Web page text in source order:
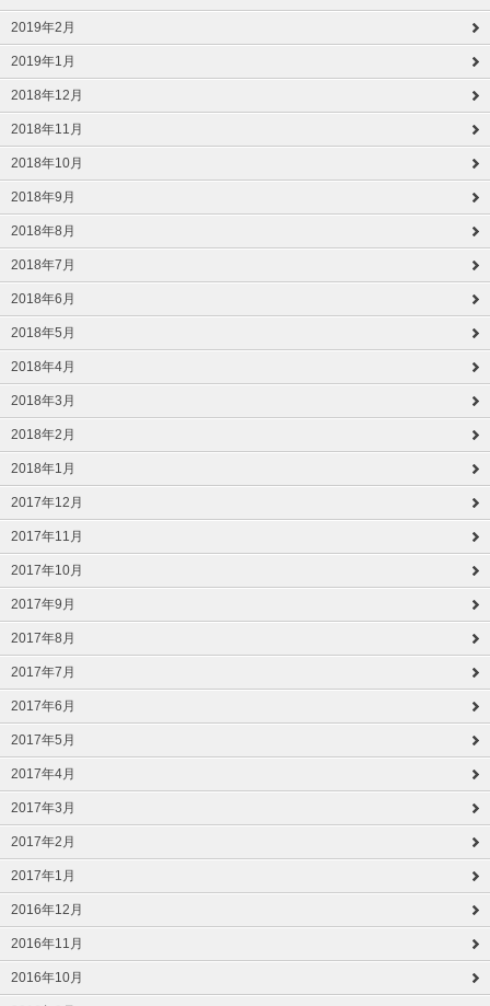
2019年2月
2019年1月
2018年12月
2018年11月
2018年10月
2018年9月
2018年8月
2018年7月
2018年6月
2018年5月
2018年4月
2018年3月
2018年2月
2018年1月
2017年12月
2017年11月
2017年10月
2017年9月
2017年8月
2017年7月
2017年6月
2017年5月
2017年4月
2017年3月
2017年2月
2017年1月
2016年12月
2016年11月
2016年10月